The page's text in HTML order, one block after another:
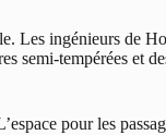
Les ingénieurs de
semi-tempérées et
pour les